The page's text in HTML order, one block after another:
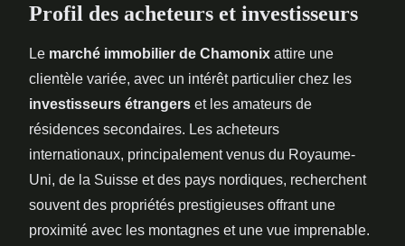
Profil des acheteurs et investisseurs
Le marché immobilier de Chamonix attire une
clientèle variée, avec un intérêt particulier chez les
investisseurs étrangers et les amateurs de
résidences secondaires. Les acheteurs
internationaux, principalement venus du Royaume-
Uni, de la Suisse et des pays nordiques, recherchent
souvent des propriétés prestigieuses offrant une
proximité avec les montagnes et une vue imprenable.